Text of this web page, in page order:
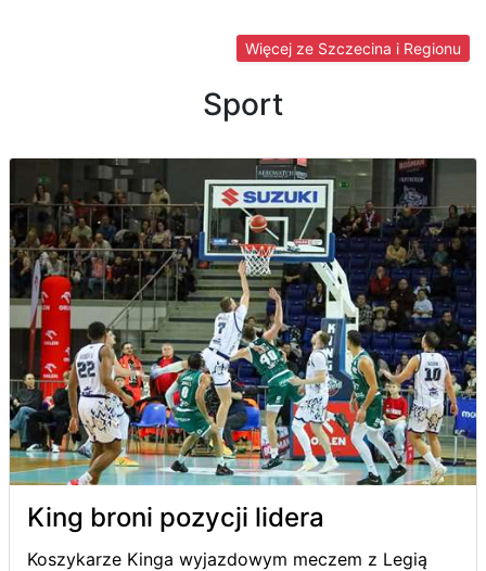
Więcej ze Szczecina i Regionu
Sport
King broni pozycji lidera
Koszykarze Kinga wyjazdowym meczem z Legią